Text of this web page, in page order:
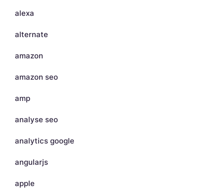
alexa
alternate
amazon
amazon seo
amp
analyse seo
analytics google
angularjs
apple